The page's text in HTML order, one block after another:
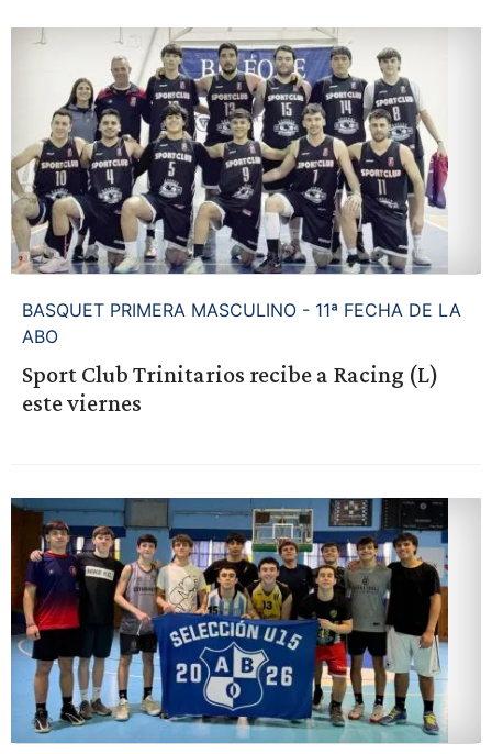
BASQUET PRIMERA MASCULINO - 11ª FECHA DE LA
ABO
Sport Club Trinitarios recibe a Racing (L)
este viernes